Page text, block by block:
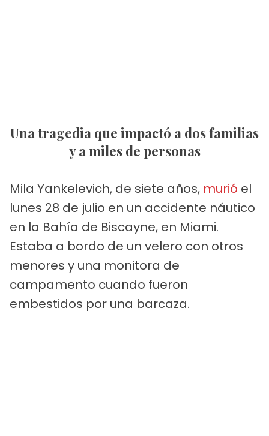
Una tragedia que impactó a dos familias
y a miles de personas
Mila Yankelevich, de siete años, murió el
lunes 28 de julio en un accidente náutico
en la Bahía de Biscayne, en Miami.
Estaba a bordo de un velero con otros
menores y una monitora de
campamento cuando fueron
embestidos por una barcaza.